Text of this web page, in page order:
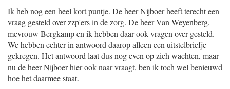
Ik heb nog een heel kort puntje. De heer Nijboer heeft terecht een
vraag gesteld over zzp'ers in de zorg. De heer Van Weyenberg,
mevrouw Bergkamp en ik hebben daar ook vragen over gesteld.
We hebben echter in antwoord daarop alleen een uitstelbriefje
gekregen. Het antwoord laat dus nog even op zich wachten, maar
nu de heer Nijboer hier ook naar vraagt, ben ik toch wel benieuwd
hoe het daarmee staat.